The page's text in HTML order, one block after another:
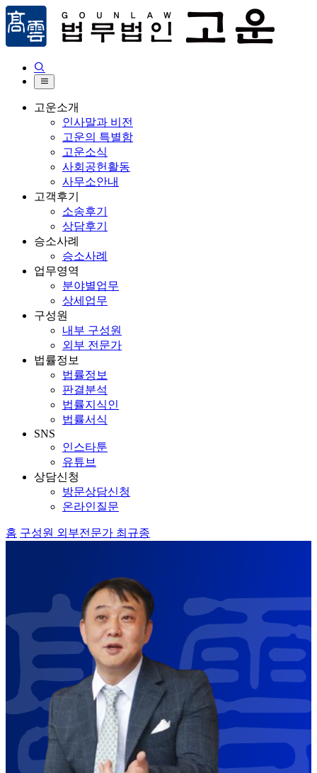


고운소개
인사말과 비전
고운의 특별함
고운소식
사회공헌활동
사무소안내
고객후기
소송후기
상담후기
승소사례
승소사례
업무영역
분야별업무
상세업무
구성원
내부 구성원
외부 전문가
법률정보
법률정보
판결분석
법률지식인
법률서식
SNS
인스타툰
유튜브
상담신청
방문상담신청
온라인질문
홈 구성원 외부전문가 최규종